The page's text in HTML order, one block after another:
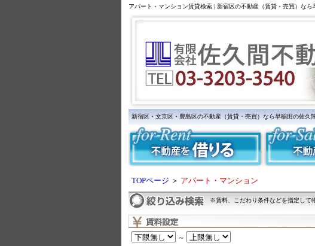
アパート・マンション賃貸検索 | 新宿区の不動産（賃貸・売買）なら
新宿区・文京区・豊島区の不動産（賃貸・売買）なら早稲田の佐久
TOPページ ＞ アパート・マンション
※賃料、こだわり条件などを指定して
～